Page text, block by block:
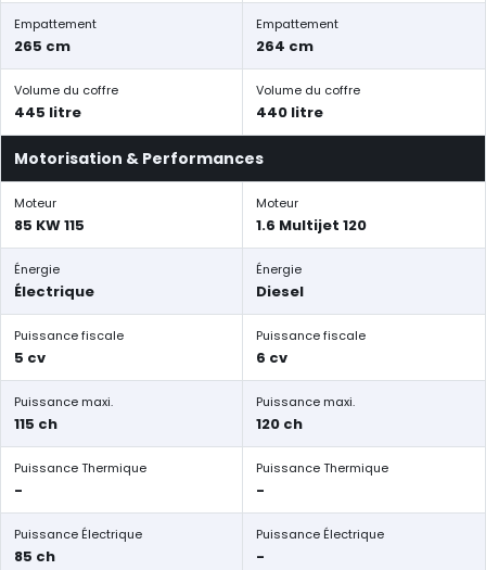
Empattement
265 cm
Empattement
264 cm
Volume du coffre
445 litre
Volume du coffre
440 litre
Motorisation & Performances
Moteur
85 KW 115
Moteur
1.6 Multijet 120
Énergie
Électrique
Énergie
Diesel
Puissance fiscale
5 cv
Puissance fiscale
6 cv
Puissance maxi.
115 ch
Puissance maxi.
120 ch
Puissance Thermique
-
Puissance Thermique
-
Puissance Électrique
85 ch
Puissance Électrique
-